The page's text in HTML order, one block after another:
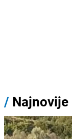
/ Najnovije